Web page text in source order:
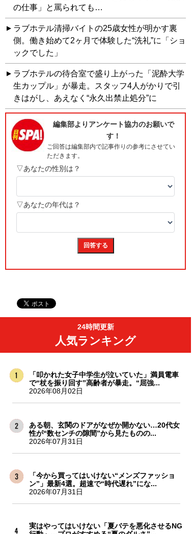
の仕事」と罵られても…
ラブホテル清掃バイトの25歳女性が明かす裏
側。働き始めて2ヶ月で体験した“洗礼”に「ショ
ックでした」
ラブホテルの待合室で盛り上がった「泥酔大学
生カップル」が暴走。スタッフ4人がかりで引
きはがし、あえなく“永久出禁止処分”に
24時間更新
人気ランキング
「叩かれた女子中学生が泣いていた」満員電車
で“杖を振り回す”高齢者が暴走。“屈強...
2026年08月02日
ある朝、玄関のドアがなぜか開かない…20代女
性が“数センチの隙間”から見たものの...
2026年07月31日
「今から買ってはいけない“メンズファッショ
ン”」最新4選。超速で“時代遅れ”にな...
2026年07月31日
実はやってはいけない「夏バテを悪化させるNG